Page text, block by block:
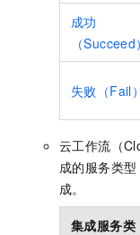
成功
（Succeed）
失败（Fail）
云工作流（
成的服务类
成。
集成服务类